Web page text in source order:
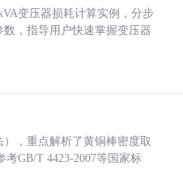
变压器损耗计算实例，分步
，指导用户快速掌握变压器
，重点解析了黄铜棒密度取
GB/T 4423-2007等国家标